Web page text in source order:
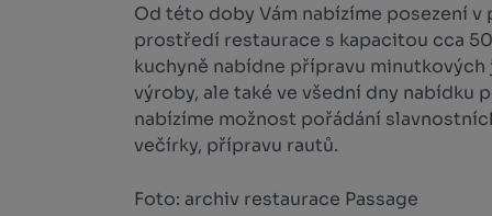
Od této doby Vám nabízíme posezení
prostředí restaurace s kapacitou cca
kuchyně nabídne přípravu minutkových
výroby, ale také ve všední dny nabídku
nabízíme možnost pořádání
večírky, přípravu rautů.
Foto: archiv restaurace Passage